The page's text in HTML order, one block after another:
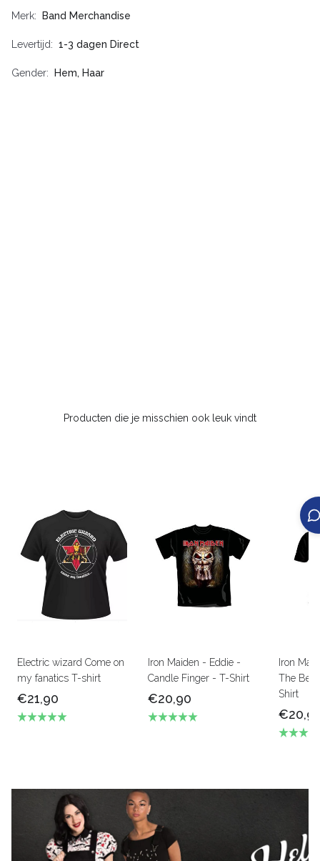
Merk Band Merchandise
Levertijd 1-3 dagen Direct
Gender Hem, Haar
Producten die je misschien ook leuk vindt
Electric wizard Come on
my fanatics T-shirt
€21,90
Iron Maiden - Eddie -
Candle Finger - T-Shirt
€20,90
Iron
The
Shirt